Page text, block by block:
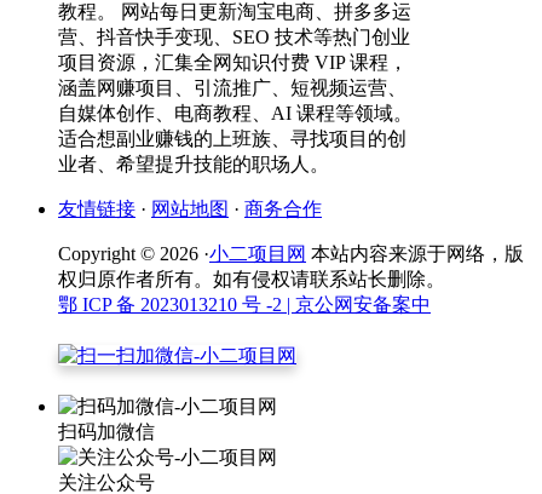
教程。 网站每日更新淘宝电商、拼多多运
营、抖音快手变现、SEO 技术等热门创业
项目资源，汇集全网知识付费 VIP 课程，
涵盖网赚项目、引流推广、短视频运营、
自媒体创作、电商教程、AI 课程等领域。
适合想副业赚钱的上班族、寻找项目的创
业者、希望提升技能的职场人。
友情链接 · 网站地图 · 商务合作
Copyright © 2026 ·小二项目网 本站内容来源于网络，版
权归原作者所有。如有侵权请联系站长删除。
鄂 ICP 备 2023013210 号 -2 | 京公网安备案中
扫码加微信
关注公众号